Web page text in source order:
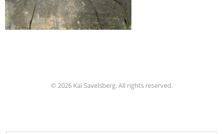
© 2026 Kai Savelsberg. All rights reserved.